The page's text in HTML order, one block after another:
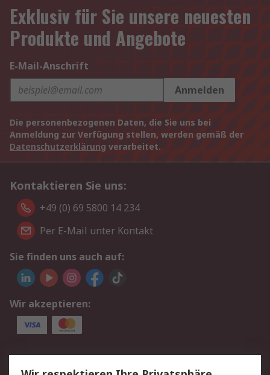
Exklusiv für Sie unsere neuesten
Produkte und Angebote
E-Mail-Anschrift
Anmelden
Die personenbezogenen Daten, die Sie uns bei
Anmeldung zur Verfügung stellen, werden gemäß der
Datenschutzerklärung verarbeitet.
Kontaktieren Sie uns:
+49 (0) 69 5800 14 234
Per E-Mail unter Kontakt
Sie finden uns auch auf:
Wir akzeptieren:
Service